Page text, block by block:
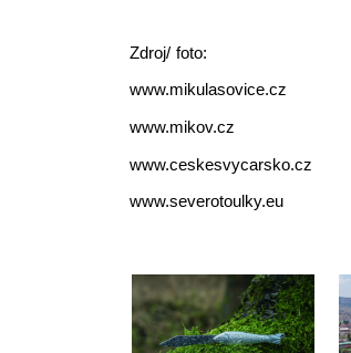
Zdroj/ foto:
www.mikulasovice.cz
www.mikov.cz
www.ceskesvycarsko.cz
www.severotoulky.eu